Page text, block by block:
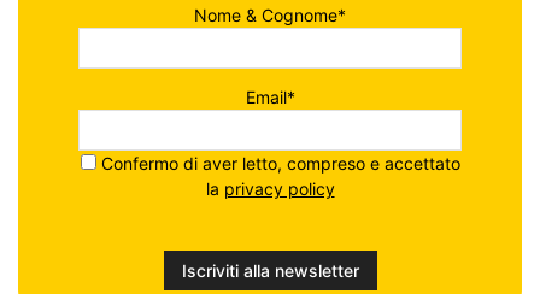
Nome & Cognome*
Email*
Confermo di aver letto, compreso e accettato
la privacy policy